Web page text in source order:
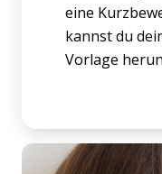
eine
kannst du
Vorlage